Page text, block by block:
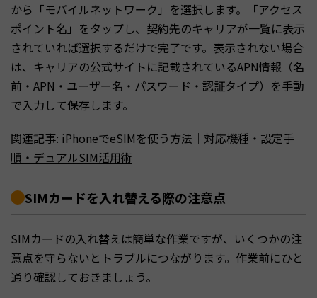
から「モバイルネットワーク」を選択します。「アクセス
ポイント名」をタップし、契約先のキャリアが一覧に表示
されていれば選択するだけで完了です。表示されない場合
は、キャリアの公式サイトに記載されているAPN情報（名
前・APN・ユーザー名・パスワード・認証タイプ）を手動
で入力して保存します。
関連記事: iPhoneでeSIMを使う方法｜対応機種・設定手
順・デュアルSIM活用術
SIMカードを入れ替える際の注意点
SIMカードの入れ替えは簡単な作業ですが、いくつかの注
意点を守らないとトラブルにつながります。作業前にひと
通り確認しておきましょう。